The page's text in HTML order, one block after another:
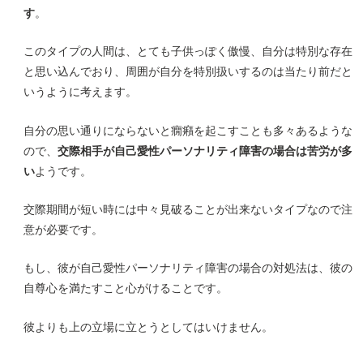
す。
このタイプの人間は、とても子供っぽく傲慢、自分は特別な存在
と思い込んでおり、周囲が自分を特別扱いするのは当たり前だと
いうように考えます。
自分の思い通りにならないと癇癪を起こすことも多々あるような
ので、 交際相手が自己愛性パーソナリティ障害の場合は苦労が多
いようです。
交際期間が短い時には中々見破ることが出来ないタイプなので注
意が必要です。
もし、彼が自己愛性パーソナリティ障害の場合の対処法は、彼の
自尊心を満たすこと心がけることです。
彼よりも上の立場に立とうとしてはいけません。